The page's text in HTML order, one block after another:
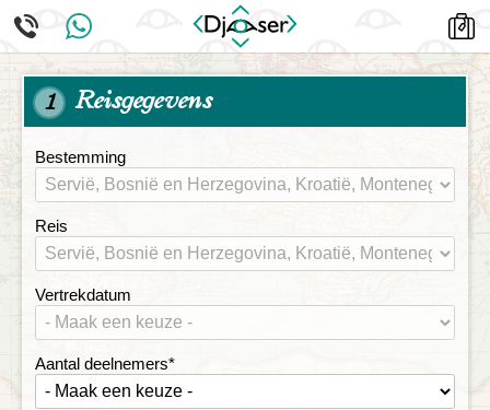
1 Reisgegevens
Bestemming
Reis
Vertrekdatum
Aantal deelnemers*